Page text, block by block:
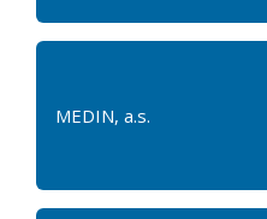
MEDIN, a.s.